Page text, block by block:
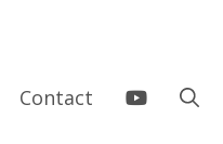
Contact